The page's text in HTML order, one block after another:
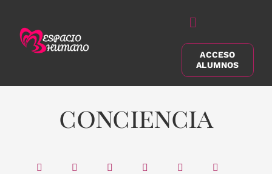
contenido
Alternar
navegación
Buscar:
ACCESO
ALUMNOS
conciencia